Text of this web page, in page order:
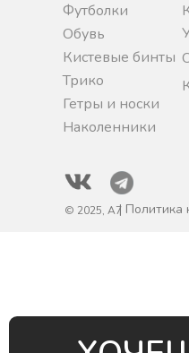
Наколенники
© 2025, A7| Политика
Гетры и носки
Трико
Кистевые бинты
Обувь
Футболки